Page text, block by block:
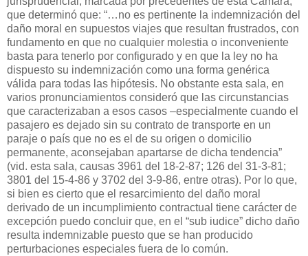
que determinó que: “…no es pertinente la indemnización del
daño moral en supuestos viajes que resultan frustrados, con
fundamento en que no cualquier molestia o inconveniente
basta para tenerlo por configurado y en que la ley no ha
dispuesto su indemnización como una forma genérica
válida para todas las hipótesis. No obstante esta sala, en
varios pronunciamientos consideró que las circunstancias
que caracterizaban a esos casos –especialmente cuando el
pasajero es dejado sin su contrato de transporte en un
paraje o país que no es el de su origen o domicilio
permanente, aconsejaban apartarse de dicha tendencia”
(vid. esta sala, causas 3961 del 18-2-87; 126 del 31-3-81;
3801 del 15-4-86 y 3702 del 3-9-86, entre otras). Por lo que,
si bien es cierto que el resarcimiento del daño moral
derivado de un incumplimiento contractual tiene carácter de
excepción puedo concluir que, en el “sub iudice” dicho daño
resulta indemnizable puesto que se han producido
perturbaciones especiales fuera de lo común.